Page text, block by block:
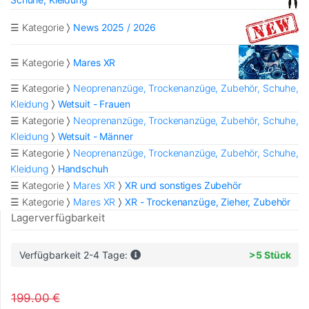
☰ Kategorie News 2025 / 2026
☰ Kategorie Mares XR
☰ Kategorie
Neoprenanzüge, Trockenanzüge, Zubehör, Schuhe,
Kleidung
Wetsuit - Frauen
☰ Kategorie
Neoprenanzüge, Trockenanzüge, Zubehör, Schuhe,
Kleidung
Wetsuit - Männer
☰ Kategorie
Neoprenanzüge, Trockenanzüge, Zubehör, Schuhe,
Kleidung
Handschuh
☰ Kategorie
Mares XR
XR und sonstiges Zubehör
☰ Kategorie
Mares XR XR - Trockenanzüge, Zieher, Zubehör
Lagerverfügbarkeit
Verfügbarkeit 2-4 Tage: >5 Stück
199.00 €